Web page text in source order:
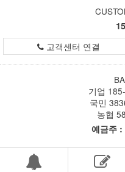
고객센터 연결
기업
국민
농협
예금주 :